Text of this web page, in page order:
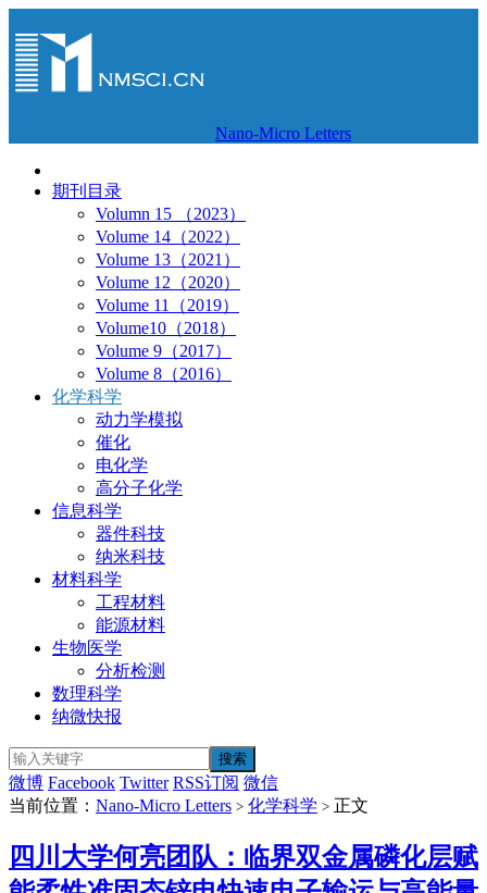
Nano-Micro Letters
期刊目录
Volumn 15 （2023）
Volume 14（2022）
Volume 13（2021）
Volume 12（2020）
Volume 11（2019）
Volume10（2018）
Volume 9（2017）
Volume 8（2016）
化学科学
动力学模拟
催化
电化学
高分子化学
信息科学
器件科技
纳米科技
材料科学
工程材料
能源材料
生物医学
分析检测
数理科学
纳微快报
微博 Facebook Twitter RSS订阅 微信
当前位置： Nano-Micro Letters > 化学科学 > 正文
四川大学何亮团队：临界双金属磷化层赋